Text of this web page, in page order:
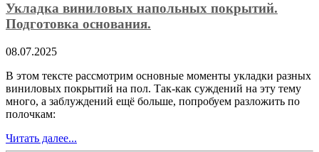
Укладка виниловых напольных покрытий.
Подготовка основания.
08.07.2025
В этом тексте рассмотрим основные моменты укладки разных
виниловых покрытий на пол. Так-как суждений на эту тему
много, а заблуждений ещё больше, попробуем разложить по
полочкам:
Читать далее...